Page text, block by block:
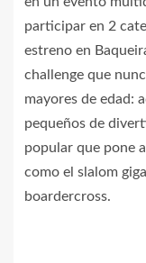
participar en 2
estreno en
challenge que
mayores de edad:
pequeños de
popular que pone
como el slalom
boardercross.